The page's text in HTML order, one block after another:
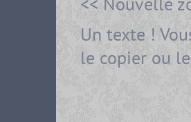
Un texte !
le copier ou